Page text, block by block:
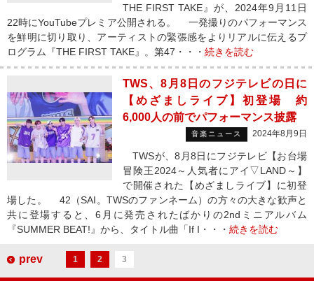
THE FIRST TAKE』が、2024年9月11日
22時にYouTubeプレミア公開される。 一発撮りのパフォーマンス
を鮮明に切り取り、アーティストの緊張感をよりリアルに伝えるプ
ログラム『THE FIRST TAKE』。第47・・・ 続きを読む
TWS、8月8日のフジテレビの日に
【めざましライブ】初登場 約
6,000人の前でパフォーマンス披露
音楽ニュース 2024年8月9日
TWSが、8月8日にフジテレビ【お台場
冒険王2024～人気者にアイ▽LAND～】
で開催された【めざましライブ】に初登
場した。 42（SAI。TWSのファンネーム）の方々の大きな歓声と
共に登場すると、6月に発売されたばかりの2ndミニアルバム
『SUMMER BEAT!』から、タイトル曲「If I・・・ 続きを読む
prev 1 2 3